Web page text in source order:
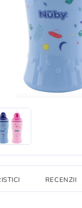
RECENZII